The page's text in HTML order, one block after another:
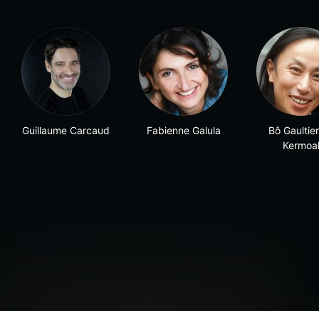
Guillaume Carcaud Fabienne Galula
Bô
Kermoal